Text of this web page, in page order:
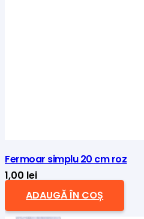
Fermoar simplu 20 cm roz
1,00 lei
ADAUGĂ ÎN COȘ